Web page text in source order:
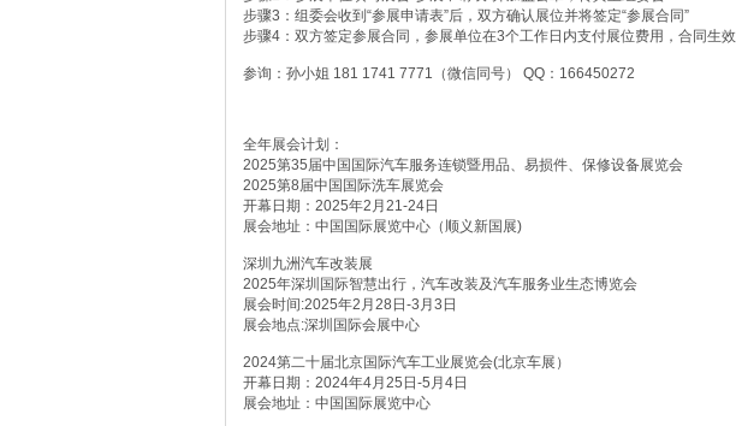
步骤3：组委会收到“参展申请表”后，双方确认展位并将签定“参展合同”
步骤4：双方签定参展合同，参展单位在3个工作日内支付展位费用，合同生效
参询：孙小姐 181 1741 7771（微信同号） QQ：166450272
全年展会计划：
2025第35届中国国际汽车服务连锁暨用品、易损件、保修设备展览会
2025第8届中国国际洗车展览会
开幕日期：2025年2月21-24日
展会地址：中国国际展览中心（顺义新国展)
深圳九洲汽车改装展
2025年深圳国际智慧出行，汽车改装及汽车服务业生态博览会
展会时间:2025年2月28日-3月3日
展会地点:深圳国际会展中心
2024第二十届北京国际汽车工业展览会(北京车展）
开幕日期：2024年4月25日-5月4日
展会地址：中国国际展览中心